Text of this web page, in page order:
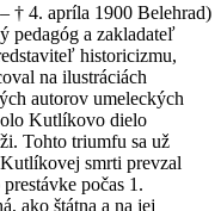
† 4. apríla 1900 Belehrad)
pedagóg a zakladateľ
historicizmu,
na ilustráciách
autorov umeleckých
Kutlíkovo dielo
Tohto triumfu sa už
smrti prevzal
počas 1.
ako štátna a na jej